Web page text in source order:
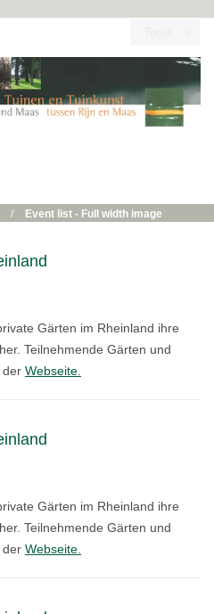
/ Event list - Full width image
Gärten im Rheinland ihre
Teilnehmende Gärten und
der Webseite.
Gärten im Rheinland ihre
Teilnehmende Gärten und
der Webseite.